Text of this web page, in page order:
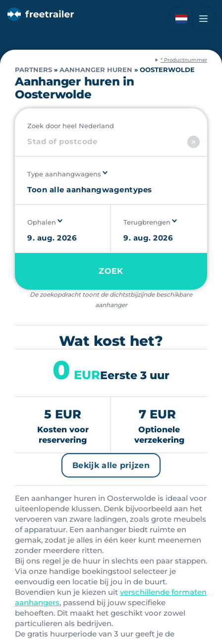
* Productnummer
PARTNERS » AANHANGER HUREN » OOSTERWOLDE
Aanhanger huren in
Oosterwolde
Zoek door heel Nederland
Type aanhangwagens
Ophalen Terugbrengen
ZOEK
De zoekopdracht toont de dichtstbijzijnde beschikbare
aanhanger
Wat kost het?
5 EUR
Kosten voor
reservering
0 EUREerste 3 uur
7 EUR
Optionele
verzekering
Bekijk alle prijzen
Een aanhanger huren in Oosterwolde is ideaal voor
uiteenlopende klussen. Denk bijvoorbeeld aan het
vervoeren van zware ladingen, zoals grote meubels
of apparatuur. Een aanhanger biedt ruimte en
gemak, zodat je alles in één keer kunt meenemen
zonder meerdere ritten.
Bij ons regel je de huur in slechts een paar stappen.
Via onze handige boekingstool selecteer je
eenvoudig een locatie bij jou in de buurt.
Bovendien kun je kiezen uit verschillende formaten
aanhangers, passend bij jouw specifieke
behoeften. Dit maakt het geschikt voor zowel
particulieren als bedrijven.
De gratis huurperiode van 3 uur geeft je de